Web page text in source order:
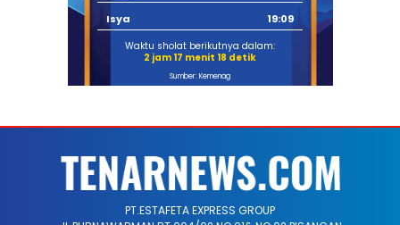
Isya
19:09
Waktu sholat berikutnya dalam:
2 jam 17 menit 18 detik
Sumber: Kemenag
PT.ESTAFETA EXPRESS GROUP